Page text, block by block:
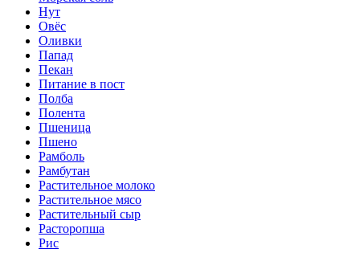
Нут
Овёс
Оливки
Папад
Пекан
Питание в пост
Полба
Полента
Пшеница
Пшено
Рамболь
Рамбутан
Растительное молоко
Растительное мясо
Растительный сыр
Расторопша
Рис